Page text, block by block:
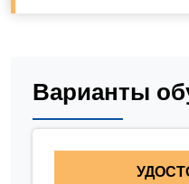
Варианты